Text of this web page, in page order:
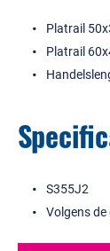
Platrail
Platrail
S355J2
Volgens de